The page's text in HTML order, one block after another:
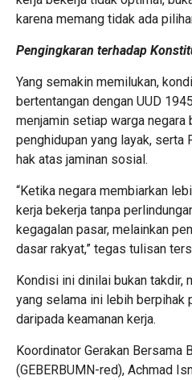
karena memang tidak ada
Pengingkaran terhadap
Yang semakin memilukan,
bertentangan dengan UUD
menjamin setiap warga negara
penghidupan yang layak, serta
hak atas jaminan sosial.
“Ketika negara membiarkan
kerja bekerja tanpa
kegagalan pasar, melainkan
dasar rakyat,” tegas tulisan
Kondisi ini dinilai bukan takdir,
yang selama ini lebih berpihak
daripada keamanan kerja.
Koordinator Gerakan Bersama
(GEBERBUMN-red), Achmad